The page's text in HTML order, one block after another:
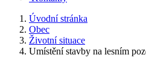
Úvodní stránka
Obec
Životní situace
Umístění stavby na lesním